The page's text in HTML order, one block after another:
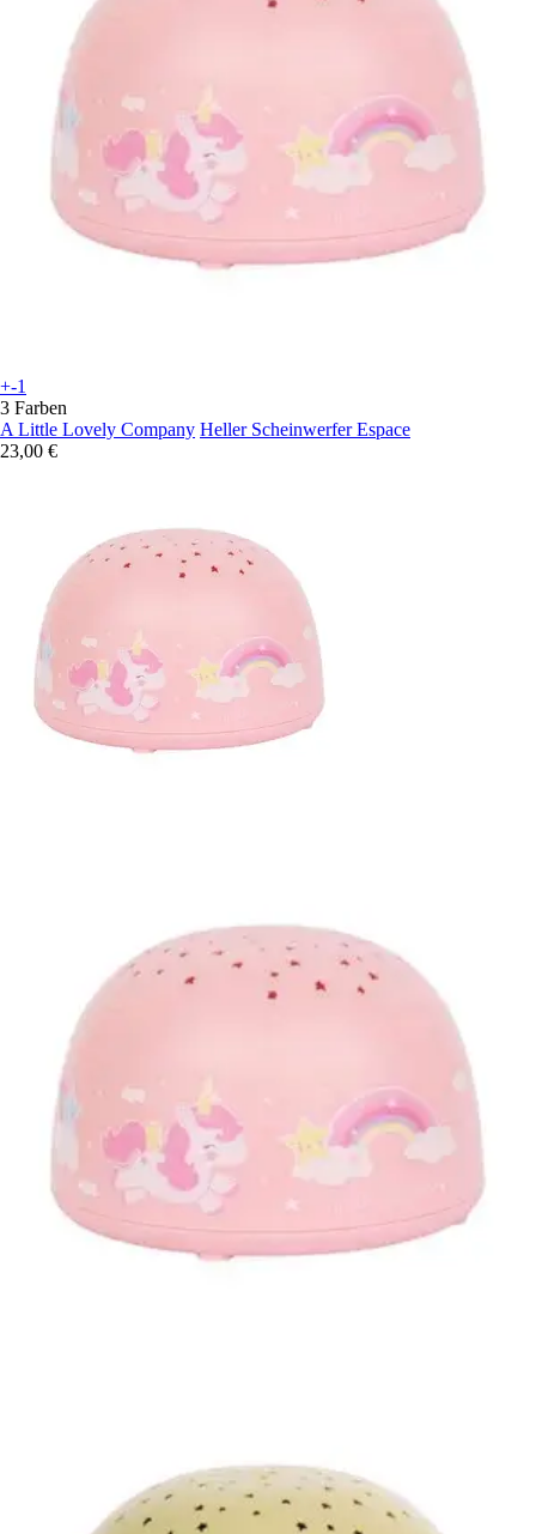
+-1
3 Farben
A Little Lovely Company Heller Scheinwerfer Espace
23,00 €